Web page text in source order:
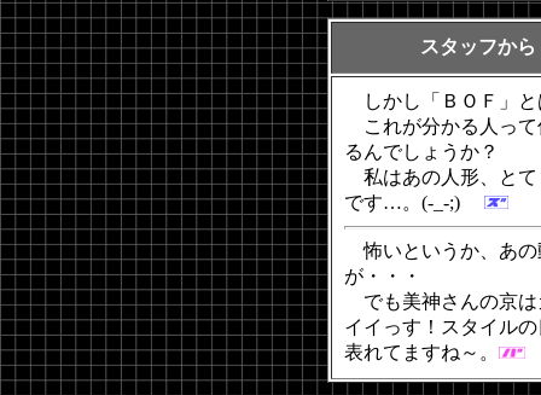
スタッフから
しかし「ＢＯＦ」
これが分かる人って
るんでしょうか？
私はあの人形、とて
です…。(-_-;)
怖いというか、あの
が・・・
でも美神さんの京は
イイっす！スタイル
表れてますね～。